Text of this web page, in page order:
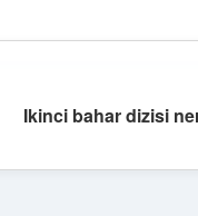
Ikinci bahar dizisi